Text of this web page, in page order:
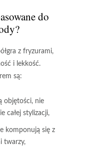
do
z fryzurami,
i lekkość.
są:
objętości, nie
całej stylizacji,
komponują się z
twarzy,